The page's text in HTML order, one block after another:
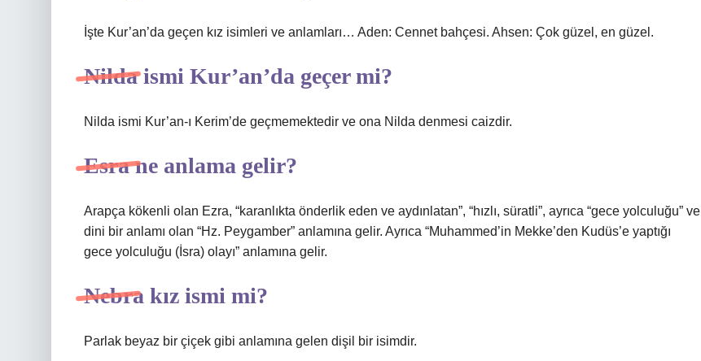
İşte Kur’an’da geçen kız isimleri ve anlamları… Aden: Cennet bahçesi. Ahsen: Çok güzel, en güzel.
Nilda ismi Kur’an’da geçer mi?
Nilda ismi Kur’an-ı Kerim’de geçmemektedir ve ona Nilda denmesi caizdir.
Esra ne anlama gelir?
Arapça kökenli olan Ezra, “karanlıkta önderlik eden ve aydınlatan”, “hızlı, süratli”, ayrıca “gece yolculuğu” ve
dini bir anlamı olan “Hz. Peygamber” anlamına gelir. Ayrıca “Muhammed’in Mekke’den Kudüs’e yaptığı
gece yolculuğu (İsra) olayı” anlamına gelir.
Nebra kız ismi mi?
Parlak beyaz bir çiçek gibi anlamına gelen dişil bir isimdir.